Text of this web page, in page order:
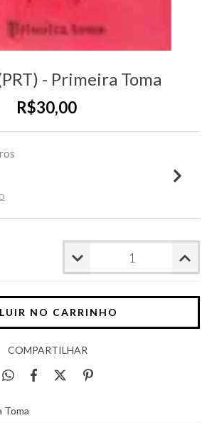
- Primeira Toma
R$30,00
COMPARTILHAR
Toma